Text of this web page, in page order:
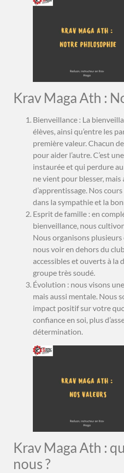
Krav Maga Ath :
Bienveillance : La
élèves, ainsi qu’entre les
première valeur. Chacun
pour aider l’autre. C’est
instaurée et qui perdure
ne vient pour blesser,
d’apprentissage. Nos
dans la sympathie et la
Esprit de famille : en
bienveillance, nous
Nous organisons
nous voir en dehors du
accessibles et ouverts à la
groupe très soudé.
Évolution : nous visons
mais aussi mentale. Nous
impact positif sur votre
confiance en soi, plus
détermination.
Krav Maga Ath :
nous ?